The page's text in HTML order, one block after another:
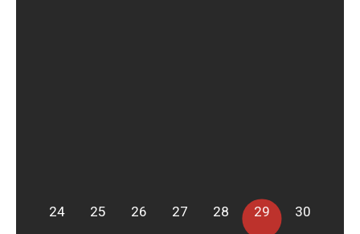
24 25 26 27 28 29 30